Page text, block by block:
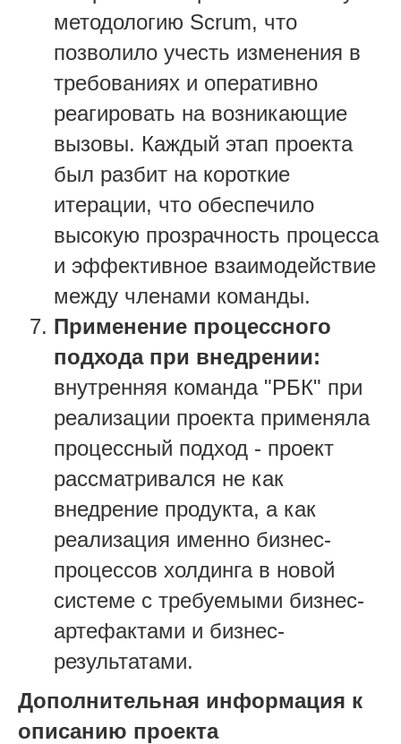
методологию Scrum, что
позволило учесть изменения в
требованиях и оперативно
реагировать на возникающие
вызовы. Каждый этап проекта
был разбит на короткие
итерации, что обеспечило
высокую прозрачность процесса
и эффективное взаимодействие
между членами команды.
Применение процессного
подхода при внедрении:
внутренняя команда "РБК" при
реализации проекта применяла
процессный подход - проект
рассматривался не как
внедрение продукта, а как
реализация именно бизнес-
процессов холдинга в новой
системе с требуемыми бизнес-
артефактами и бизнес-
результатами.
Дополнительная информация к
описанию проекта